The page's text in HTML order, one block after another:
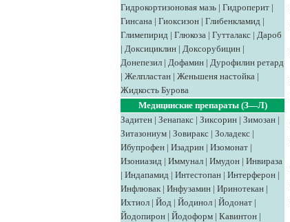
Гидрокортизоновая мазь | Гидроперит |
Гинсана | Гиоксизон | Глибенкламид |
Глимепирид | Глюкоза | Гутталакс | Дароб
| Доксициклин | Доксорубицин |
Донепезил | Дофамин | Дурофилин ретард
| Желпластан | Женьшеня настойка |
Жидкость Бурова
Медицинские препараты (З—Л)
Задитен | Зенапакс | Зиксорин | Зимозан |
Зитазониум | Зовиракс | Золадекс |
Ибупрофен | Изадрин | Изомонат |
Изониазид | Иммунал | Имудон | Инвираза
| Индапамид | Интестопан | Интерферон |
Инфлювак | Инфузамин | Иринотекан |
Ихтиол | Йод | Йодинол | Йодонат |
Йодопирон | Йодоформ | Кавинтон |